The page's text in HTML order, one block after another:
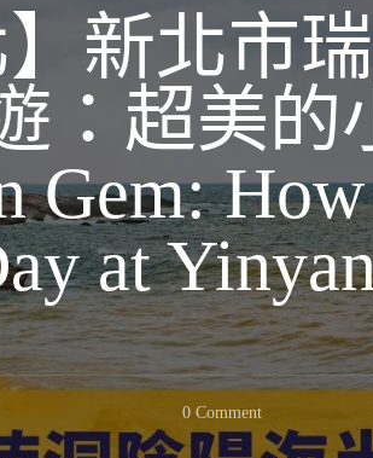
新北市
：超美的
Gem:
at
0 CommentOn
【台